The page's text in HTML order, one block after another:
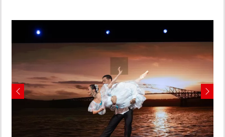
SHOW
DEPORTES
MUNDO
Previous Next